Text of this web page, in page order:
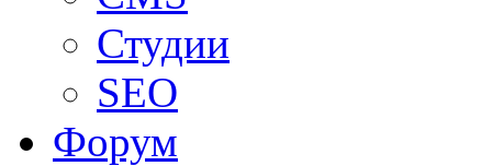
Студии
SEO
Форум